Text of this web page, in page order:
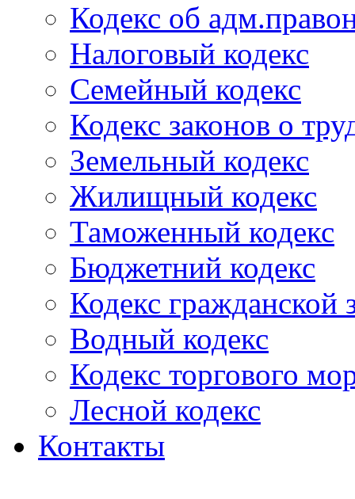
Кодекс об
Налоговый кодекс
Семейный кодекс
Кодекс законов о
Земельный кодекс
Жилищный кодекс
Таможенный кодекс
Бюджетний кодекс
Кодекс гражданской
Водный кодекс
Кодекс торгового
Лесной кодекс
Контакты